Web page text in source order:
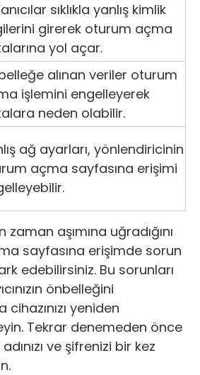
sıklıkla yanlış kimlik
girerek oturum açma
yol açar.
alınan veriler oturum
işlemini engelleyerek
neden olabilir.
ağ ayarları, yönlendiricinin
açma sayfasına erişimi
zaman aşımına uğradığını
sayfasına erişimde sorun
edebilirsiniz. Bu sorunları
önbelleğini
yeniden
Tekrar denemeden önce
ve şifrenizi bir kez